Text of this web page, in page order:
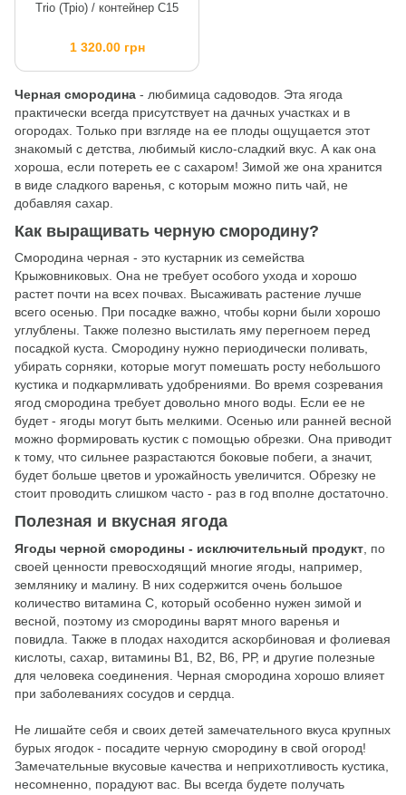
Trio (Тріо) / контейнер C15
1 320.00 грн
Черная смородина - любимица садоводов. Эта ягода
практически всегда присутствует на дачных участках и в
огородах. Только при взгляде на ее плоды ощущается этот
знакомый с детства, любимый кисло-сладкий вкус. А как она
хороша, если потереть ее с сахаром! Зимой же она хранится
в виде сладкого варенья, с которым можно пить чай, не
добавляя сахар.
Как выращивать черную смородину?
Смородина черная - это кустарник из семейства
Крыжовниковых. Она не требует особого ухода и хорошо
растет почти на всех почвах. Высаживать растение лучше
всего осенью. При посадке важно, чтобы корни были хорошо
углублены. Также полезно выстилать яму перегноем перед
посадкой куста. Смородину нужно периодически поливать,
убирать сорняки, которые могут помешать росту небольшого
кустика и подкармливать удобрениями. Во время созревания
ягод смородина требует довольно много воды. Если ее не
будет - ягоды могут быть мелкими. Осенью или ранней весной
можно формировать кустик с помощью обрезки. Она приводит
к тому, что сильнее разрастаются боковые побеги, а значит,
будет больше цветов и урожайность увеличится. Обрезку не
стоит проводить слишком часто - раз в год вполне достаточно.
Полезная и вкусная ягода
Ягоды черной смородины - исключительный продукт , по
своей ценности превосходящий многие ягоды, например,
землянику и малину. В них содержится очень большое
количество витамина С, который особенно нужен зимой и
весной, поэтому из смородины варят много варенья и
повидла. Также в плодах находится аскорбиновая и фолиевая
кислоты, сахар, витамины В1, В2, В6, РР, и другие полезные
для человека соединения. Черная смородина хорошо влияет
при заболеваниях сосудов и сердца.
Не лишайте себя и своих детей замечательного вкуса крупных
бурых ягодок - посадите черную смородину в свой огород!
Замечательные вкусовые качества и неприхотливость кустика,
несомненно, порадуют вас. Вы всегда будете получать